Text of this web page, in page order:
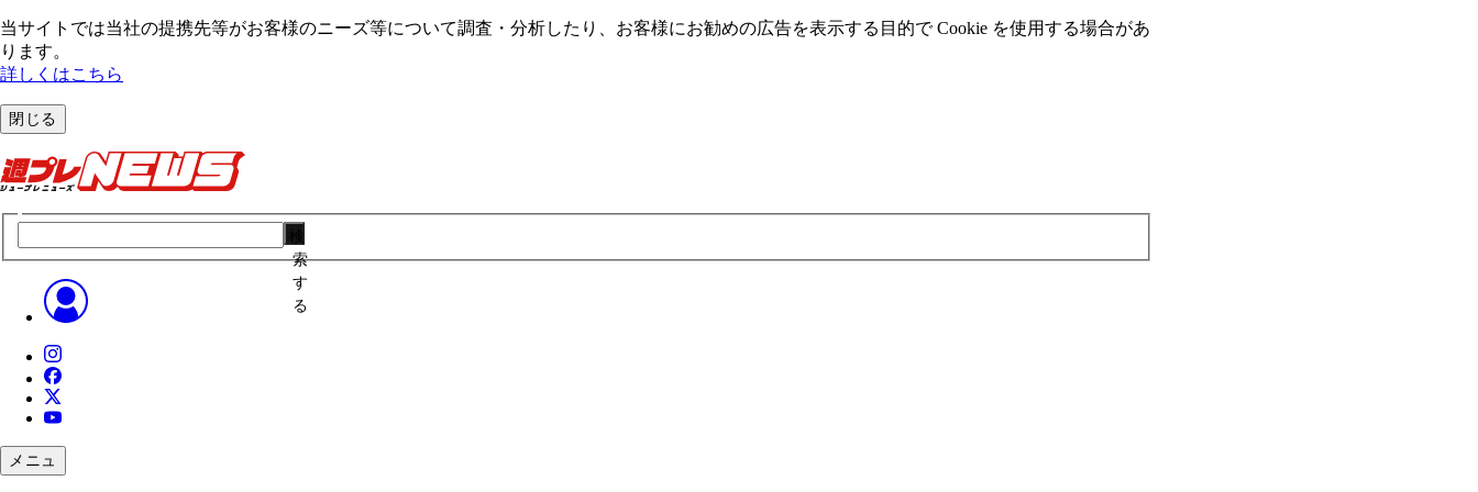
当サイトでは当社の提携先等がお客様のニーズ等について調査・分析したり、お客様にお勧めの広告を表⽰する⽬的で Cookie を使⽤する場合があ
ります。
詳しくはこちら
閉じる
索
す
る
メニュ